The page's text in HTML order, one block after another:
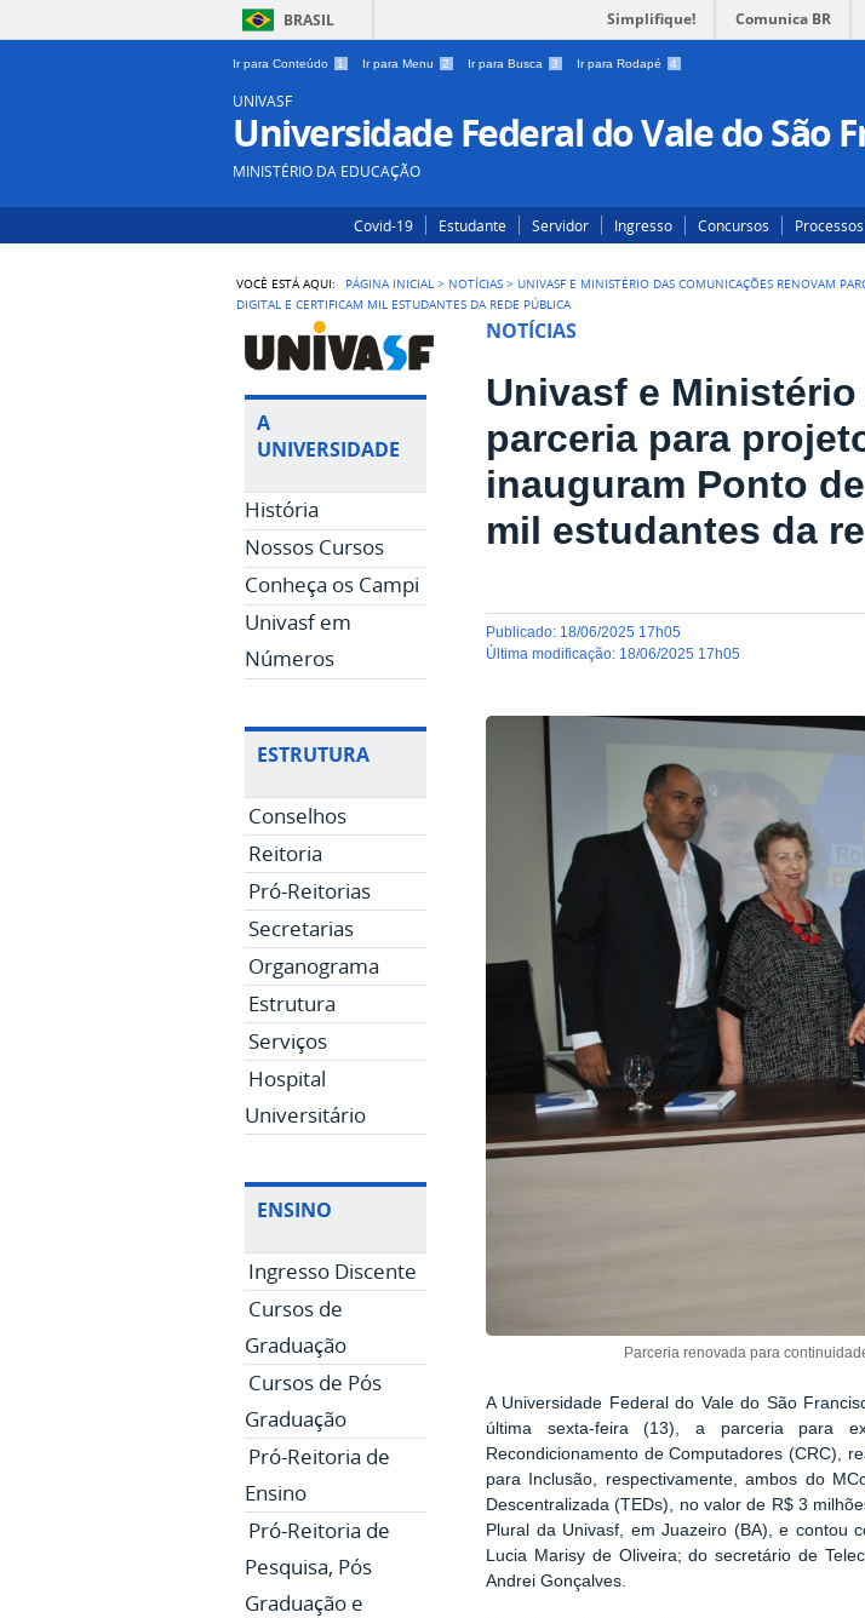
BRASIL Simplifique! Comunica BR
Ir para Conteúdo 1 Ir para Menu 2 Ir para Busca 3 Ir para Rodapé 4
UNIVASF
Universidade Federal do Vale do São
MINISTÉRIO DA EDUCAÇÃO
Covid-19 Estudante Servidor Ingresso Concursos
VOCÊ ESTÁ AQUI: PÁGINA INICIAL > NOTÍCIAS > UNIVASF E MINISTÉRIO DAS COMUNICAÇÕES RENOVAM
DIGITAL E CERTIFICAM MIL ESTUDANTES DA REDE PÚBLICA
A
UNIVERSIDADE
História
Nossos Cursos
Conheça os Campi
Univasf em
Números
ESTRUTURA
Conselhos
Reitoria
Pró-Reitorias
Secretarias
Organograma
Estrutura
Serviços
Hospital
Universitário
ENSINO
Ingresso Discente
Cursos de
Graduação
Cursos de Pós
Graduação
Pró-Reitoria de
Ensino
Pró-Reitoria de
Pesquisa, Pós
Graduação e
NOTÍCIAS
Univasf e
parceria para
inauguram Ponto
mil estudantes da
publicado: 18/06/2025 17h05
última modificação: 18/06/2025 17h05
Parceria renovada para
A Universidade Federal do Vale do São
última sexta-feira (13), a parceria para
Recondicionamento de Computadores (CRC),
para Inclusão, respectivamente, ambos do
Descentralizada (TEDs), no valor de R$ 3
Plural da Univasf, em Juazeiro (BA), e contou
Lucia Marisy de Oliveira; do secretário de
Andrei Gonçalves.